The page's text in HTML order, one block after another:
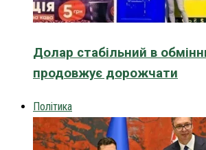
Долар стабільний в
продовжує дорожчати
Політика